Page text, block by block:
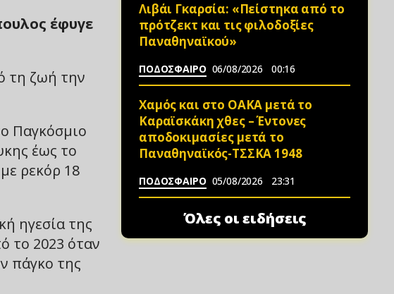
έφυγε
τη ζωή την
Παγκόσμιο
έως το
ρεκόρ 18
ηγεσία της
το 2023 όταν
πάγκο της
Λιβάι Γκαρσία: «Πείστηκα από το
πρότζεκτ και τις φιλοδοξίες
Παναθηναϊκού»
ΠΟΔΟΣΦΑΙΡΟ 06/08/2026 00:16
Χαμός και στο ΟΑΚΑ μετά το
Καραϊσκάκη χθες – Έντονες
αποδοκιμασίες μετά το
Παναθηναϊκός-ΤΣΣΚΑ 1948
ΠΟΔΟΣΦΑΙΡΟ 05/08/2026 23:31
Όλες οι ειδήσεις